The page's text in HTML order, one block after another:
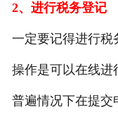
2、进行税务登记
一定要记得进行税
操作是可以在线进
普遍情况下在提交